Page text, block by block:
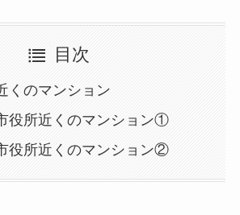
目次
くのマンション
役所近くのマンション①
役所近くのマンション②